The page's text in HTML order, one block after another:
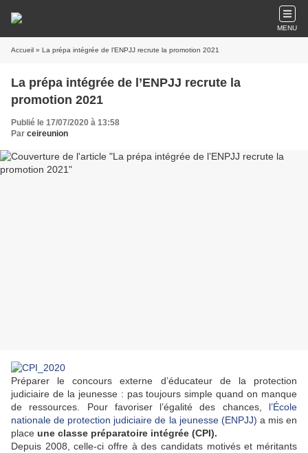
MENU
Accueil » La prépa intégrée de l’ENPJJ recrute la promotion 2021
La prépa intégrée de l’ENPJJ recrute la
promotion 2021
Publié le 17/07/2020 à 13:58
Par ceireunion
Préparer le concours externe d’éducateur de la protection
judiciaire de la jeunesse : pas toujours simple quand on manque
de ressources. Pour favoriser l’égalité des chances, l’École
nationale de protection judiciaire de la jeunesse (ENPJJ) a mis en
place une classe préparatoire intégrée (CPI).
Depuis 2008, celle-ci offre à des candidats motivés et méritants